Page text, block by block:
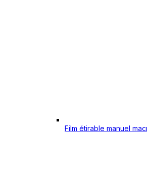
Film étirable manuel